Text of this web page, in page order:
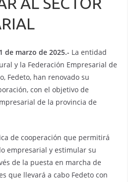
de marzo de 2025.- La entidad
y la Federación Empresarial de
Fedeto, han renovado su
con el objetivo de
de la provincia de
de cooperación que permitirá
empresarial y estimular su
de la puesta en marcha de
que llevará a cabo Fedeto con